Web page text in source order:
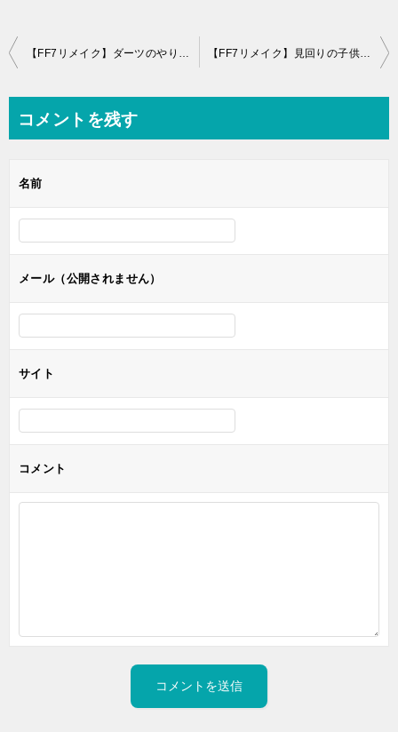
投
ビ
ー
シ
ョ
ン
コメントを残す
名前
メール（公開されません）
サイト
コメント